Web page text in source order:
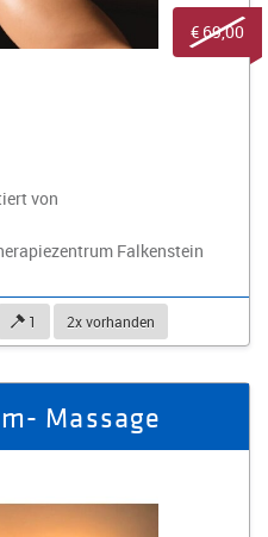
von
Falkenstein
1 2x vorhanden
€ 69,00
Massage